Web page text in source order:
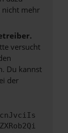
nicht mehr
versucht
Du kannst
der